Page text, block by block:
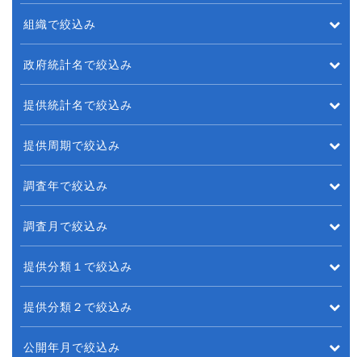
組織で絞込み
政府統計名で絞込み
提供統計名で絞込み
提供周期で絞込み
調査年で絞込み
調査月で絞込み
提供分類１で絞込み
提供分類２で絞込み
公開年月で絞込み